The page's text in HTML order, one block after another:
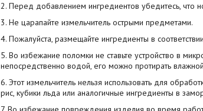
2. Перед добавлением ингредиентов убедитесь, что
3. Не царапайте измельчитель острыми предметами.
4. Пожалуйста, размещайте ингредиенты в
5. Во избежание поломки не ставьте устройство в
непосредственно водой, его можно протирать
6. Этот измельчитель нельзя использовать для
рис, кубики льда или аналогичные ингредиенты в